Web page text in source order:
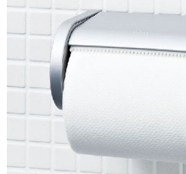
洗面所用水栓
洗濯機用水栓
単水栓
止水栓
便座
普通便座
暖房便座